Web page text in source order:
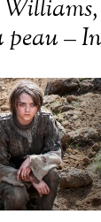
peau –